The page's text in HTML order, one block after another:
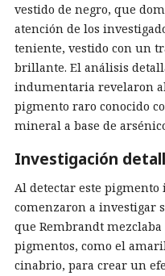
vestido de negro, que
atención de los
teniente, vestido con un
brillante. El análisis
indumentaria revelaron
pigmento raro conocido
mineral a base de
Investigación
Al detectar este
comenzaron a investigar
que Rembrandt
pigmentos, como el
cinabrio, para crear un